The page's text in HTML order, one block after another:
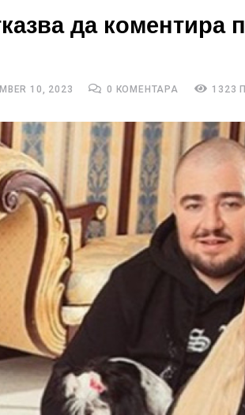
да коментира
10, 2023 0 КОМЕНТАРА 1323